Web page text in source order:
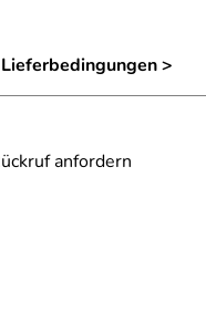
>
anfordern